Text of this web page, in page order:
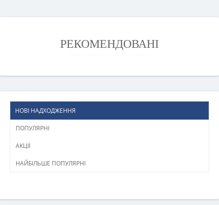
РЕКОМЕНДОВАНІ
НОВІ НАДХОДЖЕННЯ
ПОПУЛЯРНІ
АКЦІЇ
НАЙБІЛЬШЕ ПОПУЛЯРНІ